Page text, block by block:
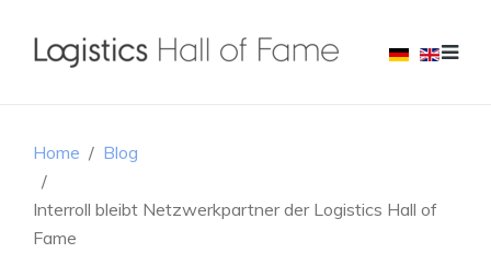
Home Blog
Interroll bleibt Netzwerkpartner der Logistics Hall of
Fame